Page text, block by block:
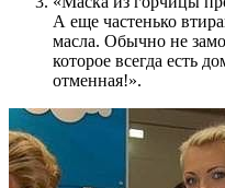
А еще частенько
масла. Обычно не
которое всегда есть
отменная!».